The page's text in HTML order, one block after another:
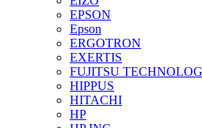
EPSON
Epson
ERGOTRON
EXERTIS
FUJITSU
HIPPUS
HITACHI
HP